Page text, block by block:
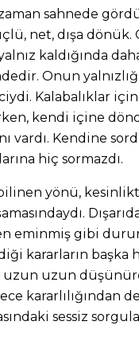
sahnede
net, dışa dönük.
kaldığında
Onun
Kalabalıklar
kendi içine
vardı. Kendine
hiç sormazdı.
yönü,
eminmiş gibi
kararların başka
uzun
kararlılığından
sessiz